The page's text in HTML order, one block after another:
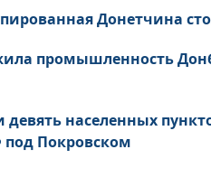
Донетчина
промышленность
девять населенных
Покровском